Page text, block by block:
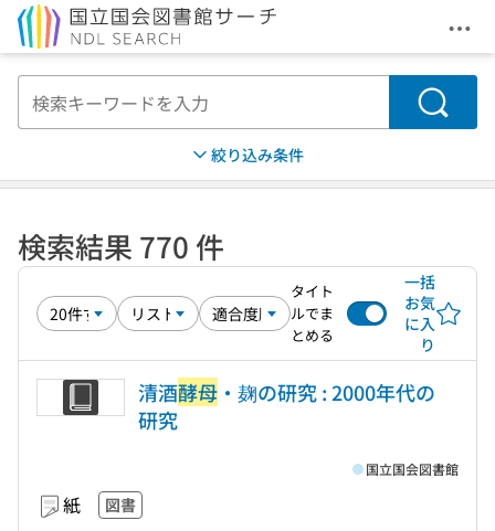
メ
検索
絞り込み条件
検索結果 770 件
タイト
ルでま
とめる
一括
お気
に入
り
清酒酵母 ・麹の研究 : 2000年代の
研究
紙 図書
国立国会図書館